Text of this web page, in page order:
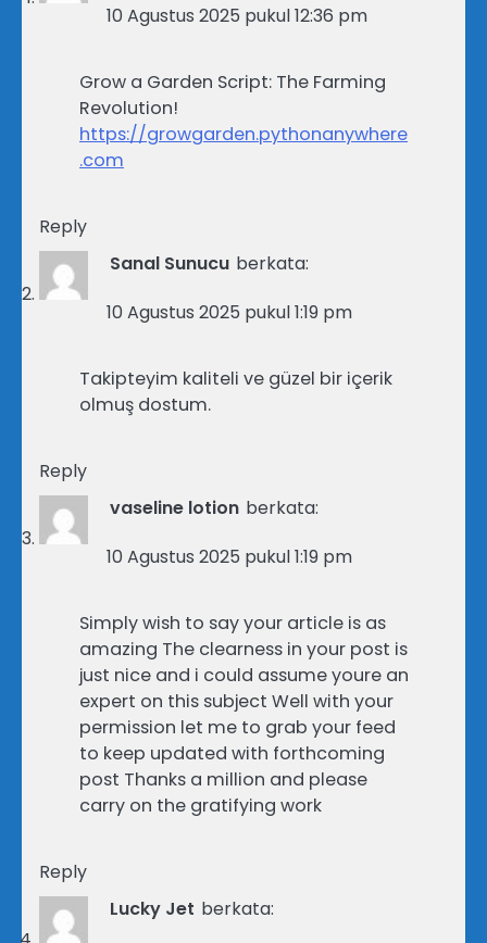
10 Agustus 2025 pukul 12:36 pm
Grow a Garden Script: The Farming
Revolution!
https://growgarden.pythonanywhere
.com
Reply
Sanal Sunucu berkata:
10 Agustus 2025 pukul 1:19 pm
Takipteyim kaliteli ve güzel bir içerik
olmuş dostum.
Reply
vaseline lotion berkata:
10 Agustus 2025 pukul 1:19 pm
Simply wish to say your article is as
amazing The clearness in your post is
just nice and i could assume youre an
expert on this subject Well with your
permission let me to grab your feed
to keep updated with forthcoming
post Thanks a million and please
carry on the gratifying work
Reply
Lucky Jet berkata: